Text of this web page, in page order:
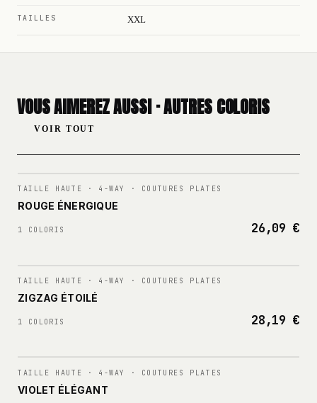
TAILLES XXL
VOUS AIMEREZ AUSSI · AUTRES COLORIS
VOIR TOUT
N° 001
TAILLE HAUTE · 4-WAY · COUTURES PLATES
ROUGE ÉNERGIQUE
1 COLORIS 26,09 €
N° 002
TAILLE HAUTE · 4-WAY · COUTURES PLATES
ZIGZAG ÉTOILÉ
1 COLORIS 28,19 €
N° 003
TAILLE HAUTE · 4-WAY · COUTURES PLATES
VIOLET ÉLÉGANT